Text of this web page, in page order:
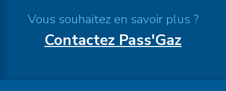
Vous souhaitez en savoir plus ?
Contactez Pass'Gaz